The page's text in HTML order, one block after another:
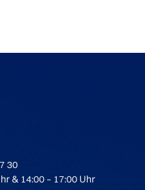
30
& 14:00 – 17:00 Uhr